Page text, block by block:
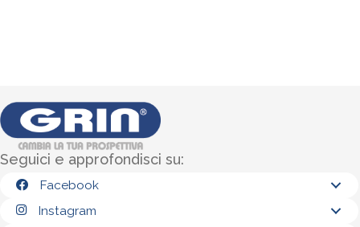
Seguici e approfondisci su:
Facebook
Instagram